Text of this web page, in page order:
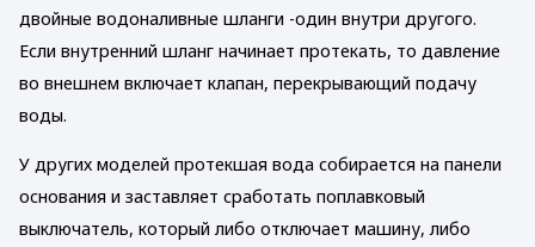
двойные водоналивные шланги -один внутри другого.
Если внутренний шланг начинает протекать, то давление
во внешнем включает клапан, перекрывающий подачу
воды.
У других моделей протекшая вода собирается на панели
основания и заставляет сработать поплавковый
выключатель, который либо отключает машину, либо